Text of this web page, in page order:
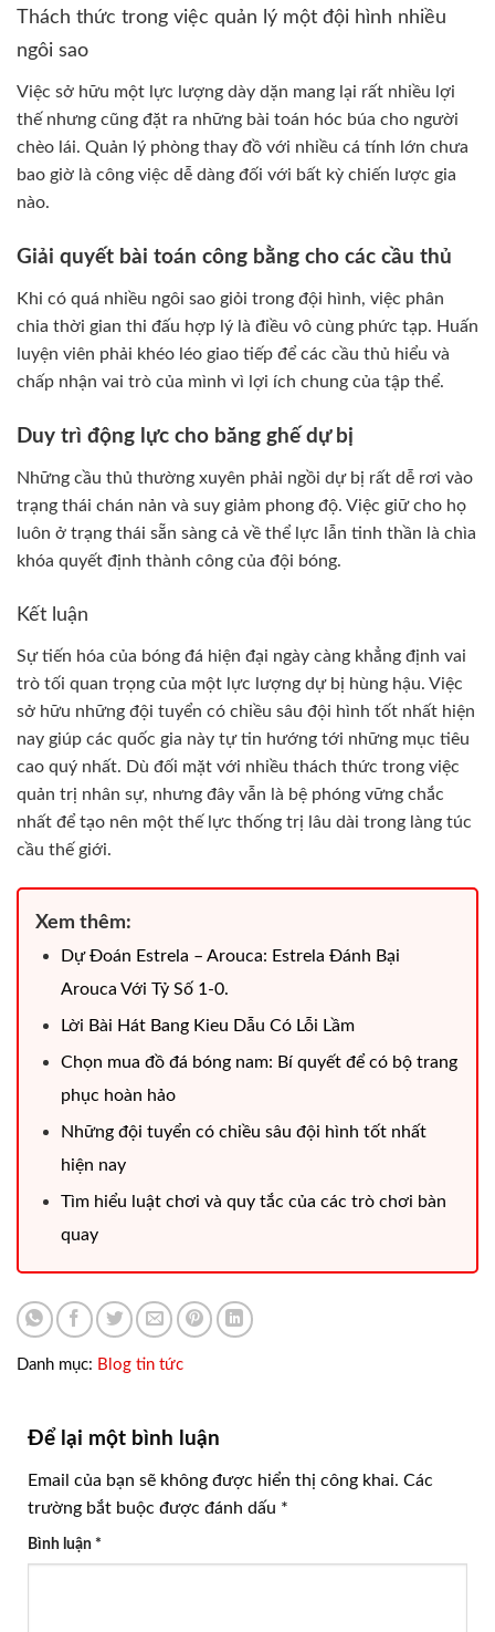
Thách thức trong việc quản lý một đội hình nhiều
ngôi sao
Việc sở hữu một lực lượng dày dặn mang lại rất nhiều lợi
thế nhưng cũng đặt ra những bài toán hóc búa cho người
chèo lái. Quản lý phòng thay đồ với nhiều cá tính lớn chưa
bao giờ là công việc dễ dàng đối với bất kỳ chiến lược gia
nào.
Giải quyết bài toán công bằng cho các cầu thủ
Khi có quá nhiều ngôi sao giỏi trong đội hình, việc phân
chia thời gian thi đấu hợp lý là điều vô cùng phức tạp. Huấn
luyện viên phải khéo léo giao tiếp để các cầu thủ hiểu và
chấp nhận vai trò của mình vì lợi ích chung của tập thể.
Duy trì động lực cho băng ghế dự bị
Những cầu thủ thường xuyên phải ngồi dự bị rất dễ rơi vào
trạng thái chán nản và suy giảm phong độ. Việc giữ cho họ
luôn ở trạng thái sẵn sàng cả về thể lực lẫn tinh thần là chìa
khóa quyết định thành công của đội bóng.
Kết luận
Sự tiến hóa của bóng đá hiện đại ngày càng khẳng định vai
trò tối quan trọng của một lực lượng dự bị hùng hậu. Việc
sở hữu những đội tuyển có chiều sâu đội hình tốt nhất hiện
nay giúp các quốc gia này tự tin hướng tới những mục tiêu
cao quý nhất. Dù đối mặt với nhiều thách thức trong việc
quản trị nhân sự, nhưng đây vẫn là bệ phóng vững chắc
nhất để tạo nên một thế lực thống trị lâu dài trong làng túc
cầu thế giới.
Xem thêm:
Dự Đoán Estrela – Arouca: Estrela Đánh Bại
Arouca Với Tỷ Số 1-0.
Lời Bài Hát Bang Kieu Dẫu Có Lỗi Lầm
Chọn mua đồ đá bóng nam: Bí quyết để có bộ trang
phục hoàn hảo
Những đội tuyển có chiều sâu đội hình tốt nhất
hiện nay
Tìm hiểu luật chơi và quy tắc của các trò chơi bàn
quay
Danh mục: Blog tin tức
Để lại một bình luận
Email của bạn sẽ không được hiển thị công khai. Các
trường bắt buộc được đánh dấu *
Bình luận *